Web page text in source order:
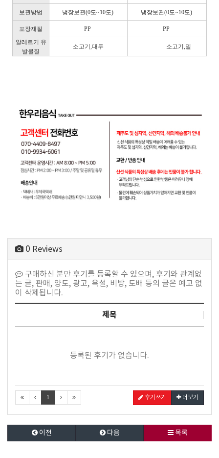
보관방법 냉장보관(0도~10도) 냉장보관(0도~10도)
포장재질 PP
PP
알레르기 유
발물질
소고기,대두 소고기,밀
0 Reviews
구매하신 분만 후기를 등록할 수 있으며, 후기와 관계없
는 글, 판매, 양도, 광고, 욕설, 비방, 도배 등의 글은 예고 없
이 삭제됩니다.
제목
등록된 후기가 없습니다.
1 후기쓰기 더보기
이전 다음 목록